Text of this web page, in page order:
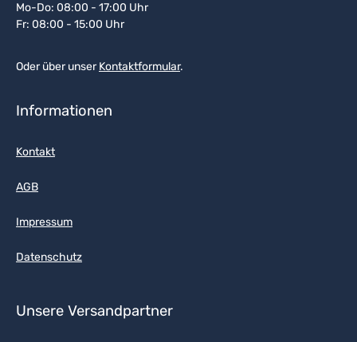
Mo-Do: 08:00 - 17:00 Uhr
Fr: 08:00 - 15:00 Uhr
Oder über unserKontaktformular.
Informationen
Kontakt
AGB
Impressum
Datenschutz
Unsere Versandpartner